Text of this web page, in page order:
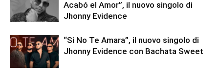
Acabó el Amor”, il nuovo singolo di
Jhonny Evidence
“Si No Te Amara”, il nuovo singolo di
Jhonny Evidence con Bachata Sweet